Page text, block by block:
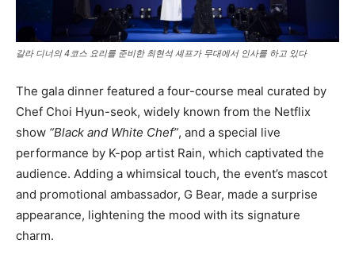
갈라 디너의 4코스 요리를 준비한 최현석 셰프가 무대에서 인사를 하고 있다
The gala dinner featured a four-course meal curated by
Chef Choi Hyun-seok, widely known from the Netflix
show “Black and White Chef”, and a special live
performance by K-pop artist Rain, which captivated the
audience. Adding a whimsical touch, the event’s mascot
and promotional ambassador, G Bear, made a surprise
appearance, lightening the mood with its signature
charm.